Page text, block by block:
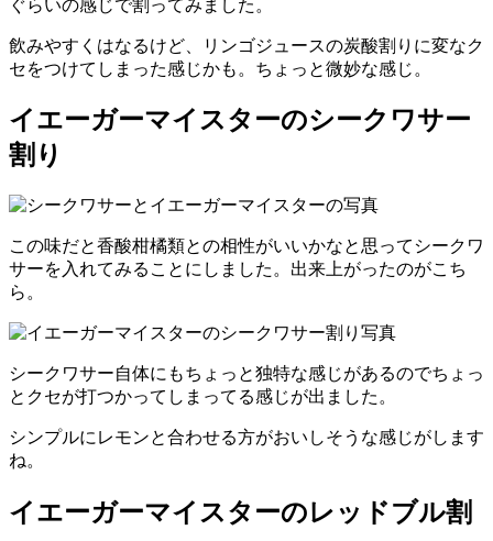
ぐらいの感じで割ってみました。
飲みやすくはなるけど、リンゴジュースの炭酸割りに変なク
セをつけてしまった感じかも。ちょっと微妙な感じ。
イエーガーマイスターのシークワサー
割り
この味だと香酸柑橘類との相性がいいかなと思ってシークワ
サーを入れてみることにしました。出来上がったのがこち
ら。
シークワサー自体にもちょっと独特な感じがあるのでちょっ
とクセが打つかってしまってる感じが出ました。
シンプルにレモンと合わせる方がおいしそうな感じがします
ね。
イエーガーマイスターのレッドブル割